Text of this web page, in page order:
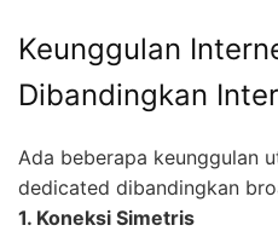
Keunggulan
Dibandingkan
Ada beberapa keunggulan
dedicated dibandingkan
1. Koneksi Simetris